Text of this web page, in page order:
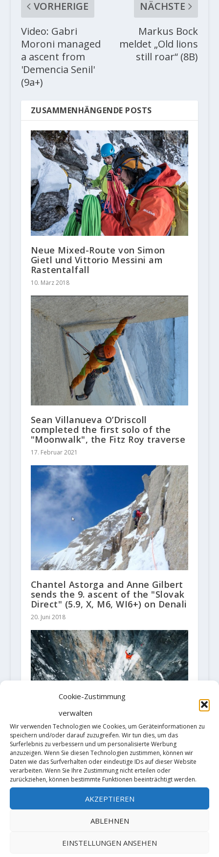
Cookie-Zustimmung
verwalten
Wir verwenden Technologien wie Cookies, um Geräteinformationen zu
speichern und/oder darauf zuzugreifen. Wir tun dies, um das
Surferlebnis zu verbessern und um personalisierte Werbung
anzuzeigen. Wenn Sie diesen Technologien zustimmen, können wir
Daten wie das Surfverhalten oder eindeutige IDs auf dieser Website
verarbeiten. Wenn Sie Ihre Zustimmung nicht erteilen oder
zurückziehen, können bestimmte Funktionen beeinträchtigt werden.
AKZEPTIEREN
ABLEHNEN
EINSTELLUNGEN ANSEHEN
VORHERIGE
Video: Gabri
Moroni managed
a ascent from
'Demencia Senil'
(9a+)
NÄCHSTE
Markus Bock
meldet „Old lions
still roar“ (8B)
ZUSAMMENHÄNGENDE POSTS
Neue Mixed-Route von Simon
Gietl und Vittorio Messini am
Rastentalfall
10. März 2018
Sean Villanueva O’Driscoll
completed the first solo of the
"Moonwalk", the Fitz Roy traverse
17. Februar 2021
Chantel Astorga and Anne Gilbert
sends the 9. ascent of the "Slovak
Direct" (5.9, X, M6, WI6+) on Denali
20. Juni 2018
„Hybrid“ – Manuel Oberarzbacher
und Simon Gietl eröffnen
spektakuläre Route überm
Grödner Joch
29. Dezember 2024
Deine E-Mail-Adresse wird nicht